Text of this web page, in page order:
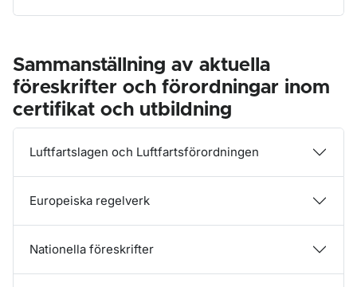
Sammanställning av aktuella
föreskrifter och förordningar inom
certifikat och utbildning
Luftfartslagen och Luftfartsförordningen
Europeiska regelverk
Nationella föreskrifter